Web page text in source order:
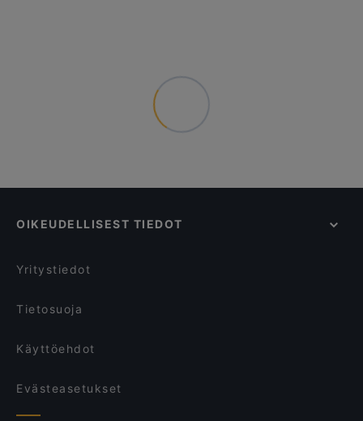
OIKEUDELLISEST TIEDOT
Yritystiedot
Tietosuoja
Käyttöehdot
Evästeasetukset